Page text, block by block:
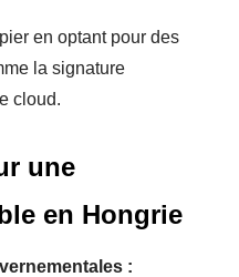
en optant pour des
la signature
cloud.
une
en Hongrie
: